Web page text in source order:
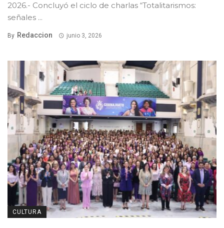
2026.- Concluyó el ciclo de charlas “Totalitarismos:
señales ...
By Redaccion junio 3, 2026
CULTURA